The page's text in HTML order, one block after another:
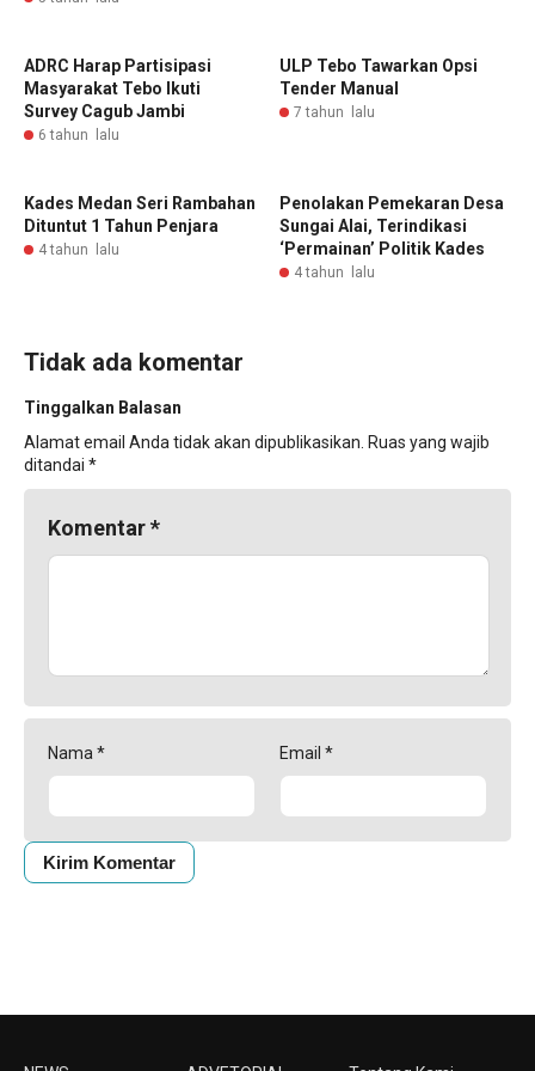
ADRC Harap Partisipasi
Masyarakat Tebo Ikuti
Survey Cagub Jambi
6 tahun lalu
ULP Tebo Tawarkan Opsi
Tender Manual
7 tahun lalu
Kades Medan Seri Rambahan
Dituntut 1 Tahun Penjara
4 tahun lalu
Penolakan Pemekaran Desa
Sungai Alai, Terindikasi
‘Permainan’ Politik Kades
4 tahun lalu
Tidak ada komentar
Tinggalkan Balasan
Alamat email Anda tidak akan dipublikasikan. Ruas yang wajib
ditandai *
Komentar*
Nama * Email *